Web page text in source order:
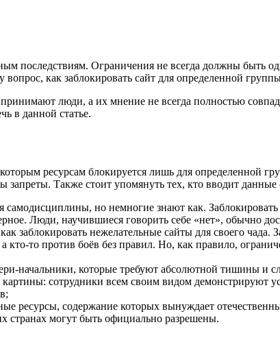
последствиям. Ограничения не всегда должны быть
как заблокировать сайт для определенной
люди, а их мнение не всегда полностью
в данной статье.
ресурсам блокируется лишь для определенной
запреты. Также стоит упомянуть тех, кто вводит данные
но немногие знают как.
Люди, научившиеся говорить себе «нет», обычно
заблокировать нежелательные сайты для своего
кто-то против боёв без правил. Но, как правило,
начальники, которые требуют абсолютной тишины и
сотрудники всем своим видом демонстрируют
ресурсы, содержание которых вынуждает
странах могут быть официально разрешены.